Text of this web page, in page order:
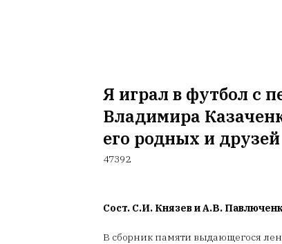
Я играл в футбол с
Владимира
его родных и друзей
47392
Сост. С.И. Князев и А.В.
В сборник памяти выдающегося